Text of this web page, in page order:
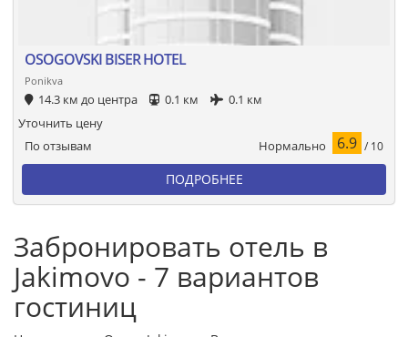
OSOGOVSKI BISER HOTEL
Ponikva
14.3 км до центра 0.1 км 0.1 км
По отзывам Нормально 6.9 / 10
Уточнить цену
ПОДРОБНЕЕ
Забронировать отель в
Jakimovo - 7 вариантов
гостиниц